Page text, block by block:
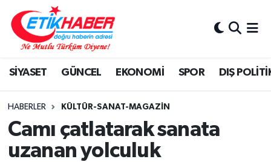
SİYASET GÜNCEL EKONOMİ SPOR DIŞ
HABERLER KÜLTÜR-SANAT-MAGAZİN
Camı çatlatarak sanata
uzanan yolculuk
BİLİM-TEKNOLOJİ
DIŞ POLİTİKA
DÜNYA
EĞİTİM GENÇLİK
Nöbetçi Eczaneler
Hava Durumu
İstanbul Namaz Vakitleri
Trafik Durumu